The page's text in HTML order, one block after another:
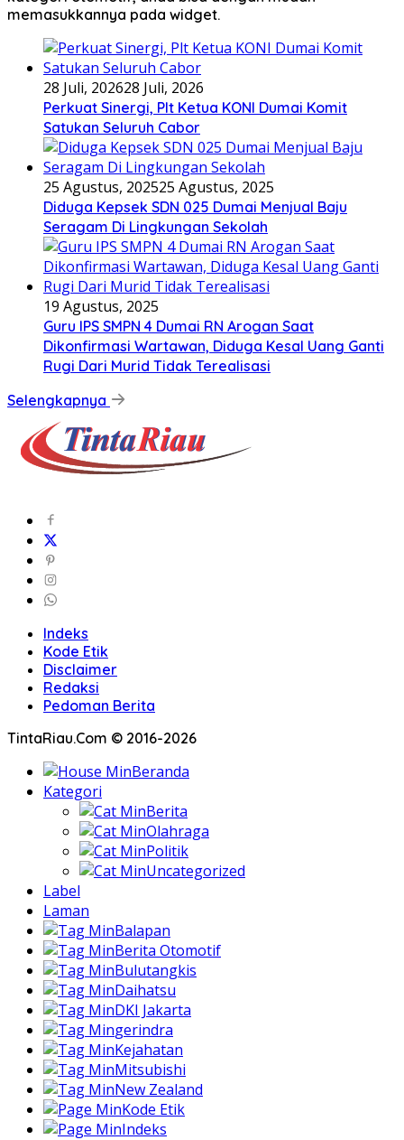
memasukkannya pada widget.
28 Juli, 202628 Juli, 2026
Perkuat Sinergi, Plt Ketua KONI Dumai Komit
Satukan Seluruh Cabor
25 Agustus, 202525 Agustus, 2025
Diduga Kepsek SDN 025 Dumai Menjual Baju
Seragam Di Lingkungan Sekolah
19 Agustus, 2025
Guru IPS SMPN 4 Dumai RN Arogan Saat
Dikonfirmasi Wartawan, Diduga Kesal Uang Ganti
Rugi Dari Murid Tidak Terealisasi
Selengkapnya
Indeks
Kode Etik
Disclaimer
Redaksi
Pedoman Berita
TintaRiau.Com © 2016-2026
Beranda
Kategori
Berita
Olahraga
Politik
Uncategorized
Label
Laman
Balapan
Berita Otomotif
Bulutangkis
Daihatsu
DKI Jakarta
gerindra
Kejahatan
Mitsubishi
New Zealand
Kode Etik
Indeks